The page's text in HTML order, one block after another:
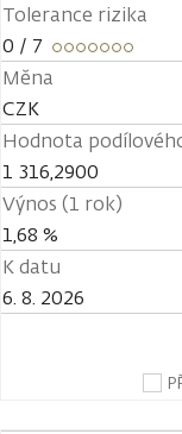
Tolerance rizika
0 / 7
Měna
CZK
Hodnota
1 316,2900
Výnos (1 rok)
1,68 %
K datu
6. 8. 2026